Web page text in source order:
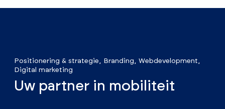
Positionering & strategie Branding
Webdevelopment
Digital marketing
Uw partner in mobiliteit